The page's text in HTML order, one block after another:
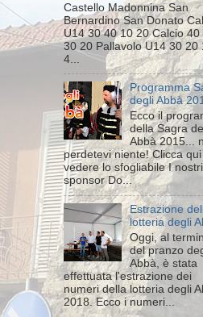
Castello Madonnina San
Bernardino San Donato
U14 30 40 10 20 Calcio 40
30 20 Pallavolo U14 30 20
4...
Programma
degli Abbà
Ecco il
della Sagra
Abbà 2015...
perdetevi niente! Clicca
vedere lo sfogliabile I nostri
sponsor Do...
Estrazione
lotteria degli
Oggi, al
del pranzo
Abbà, è stata
effettuata l'estrazione dei
numeri della lotteria degli
2018. Ecco i numeri...